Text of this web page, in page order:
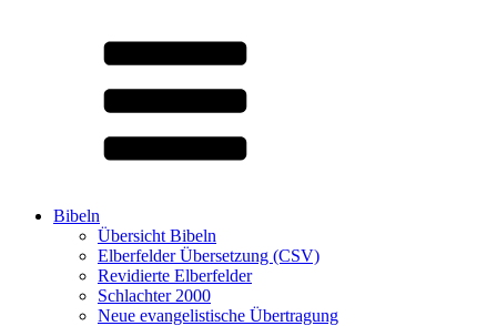
Bibeln
Übersicht Bibeln
Elberfelder Übersetzung (CSV)
Revidierte Elberfelder
Schlachter 2000
Neue evangelistische Übertragung